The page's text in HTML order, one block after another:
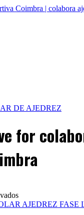
for
en
DEPORTE